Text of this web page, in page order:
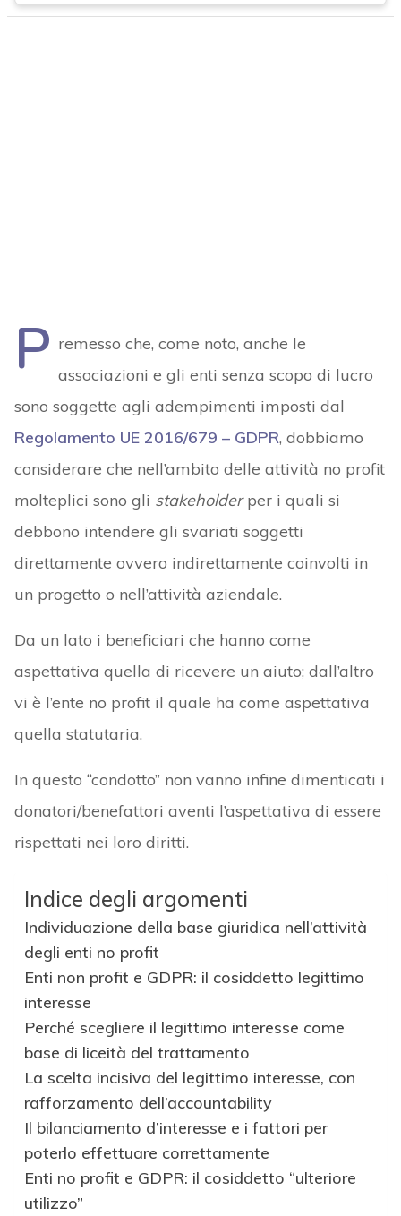
P remesso che, come noto, anche le
associazioni e gli enti senza scopo di lucro
sono soggette agli adempimenti imposti dal
Regolamento UE 2016/679 – GDPR, dobbiamo
considerare che nell’ambito delle attività no profit
molteplici sono gli stakeholderper i quali si
debbono intendere gli svariati soggetti
direttamente ovvero indirettamente coinvolti in
un progetto o nell’attività aziendale.
Da un lato i beneficiari che hanno come
aspettativa quella di ricevere un aiuto; dall’altro
vi è l’ente no profit il quale ha come aspettativa
quella statutaria.
In questo “condotto” non vanno infine dimenticati i
donatori/benefattori aventi l’aspettativa di essere
rispettati nei loro diritti.
Indice degli argomenti
Individuazione della base giuridica nell’attività
degli enti no profit
Enti non profit e GDPR: il cosiddetto legittimo
interesse
Perché scegliere il legittimo interesse come
base di liceità del trattamento
La scelta incisiva del legittimo interesse, con
rafforzamento dell’accountability
Il bilanciamento d’interesse e i fattori per
poterlo effettuare correttamente
Enti no profit e GDPR: il cosiddetto “ulteriore
utilizzo”